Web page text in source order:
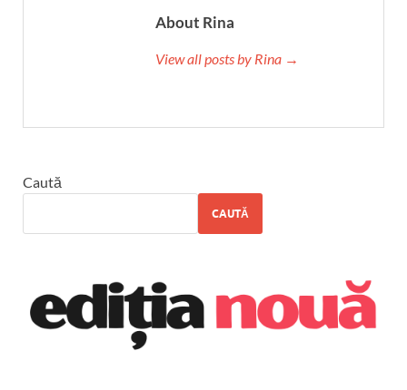
About Rina
View all posts by Rina →
Caută
CAUTĂ